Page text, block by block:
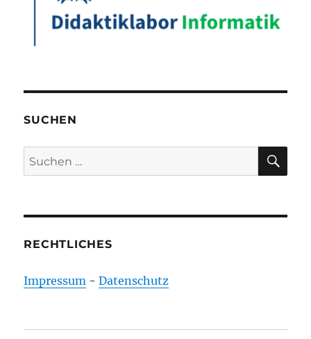
SUCHEN
Suchen
nach:
RECHTLICHES
Impressum -Datenschutz